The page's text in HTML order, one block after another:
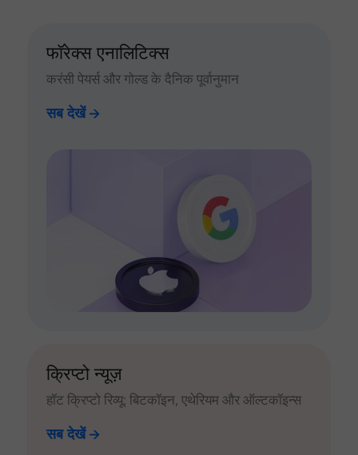
फॉरेक्स एनालिटिक्स
करंसी पेयर्स और गोल्ड के दैनिक पूर्वानुमान
सब देखें
क्रिप्टो न्यूज़
हॉट क्रिप्टो रिव्यू: बिटकॉइन, एथेरियम और ऑल्टकॉइन्स
सब देखें